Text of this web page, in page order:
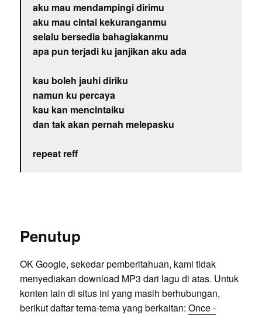
aku mau mendampingi dirimu
aku mau cintai kekuranganmu
selalu bersedia bahagiakanmu
apa pun terjadi ku janjikan aku ada
kau boleh jauhi diriku
namun ku percaya
kau kan mencintaiku
dan tak akan pernah melepasku
repeat reff
Penutup
OK Google, sekedar pemberitahuan, kami tidak
menyediakan download MP3 dari lagu di atas. Untuk
konten lain di situs ini yang masih berhubungan,
berikut daftar tema-tema yang berkaitan: Once -